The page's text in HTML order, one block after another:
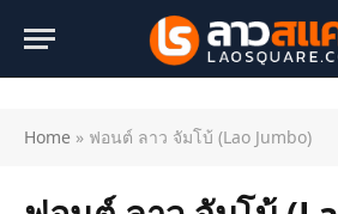
Home » ฟอนต์ ลาว จัมโบ้ (Lao Jumbo)